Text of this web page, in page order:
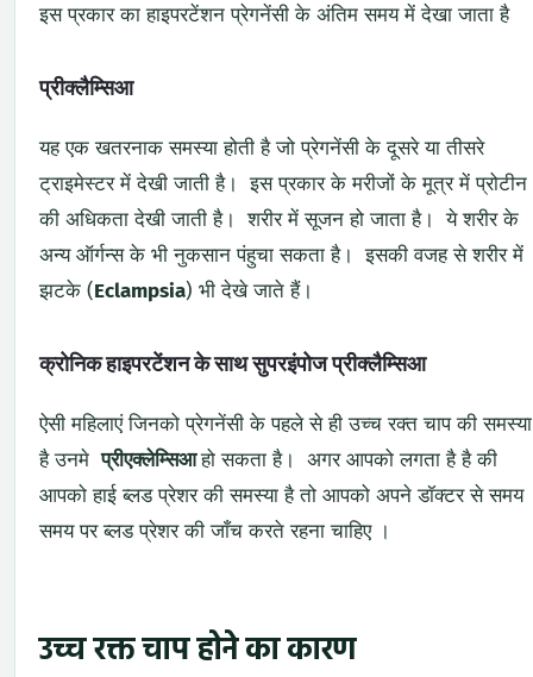
इस प्रकार का हाइपरटेंशन प्रेगनेंसी के अंतिम समय में देखा जाता है
प्रीक्लैम्सिआ
यह एक खतरनाक समस्या होती है जो प्रेगनेंसी के दूसरे या तीसरे
ट्राइमेस्टर में देखी जाती है। इस प्रकार के मरीजों के मूत्र में प्रोटीन
की अधिकता देखी जाती है। शरीर में सूजन हो जाता है। ये शरीर के
अन्य ऑर्गन्स के भी नुकसान पंहुचा सकता है। इसकी वजह से शरीर में
झटके (Eclampsia) भी देखे जाते हैं।
क्रोनिक हाइपरटेंशन के साथ सुपरइंपोज प्रीक्लैम्सिआ
ऐसी महिलाएं जिनको प्रेगनेंसी के पहले से ही उच्च रक्त चाप की समस्या
है उनमेप्रीएक्लेम्सिआहो सकता है। अगर आपको लगता है है की
आपको हाई ब्लड प्रेशर की समस्या है तो आपको अपने डॉक्टर से समय
समय पर ब्लड प्रेशर की जाँच करते रहना चाहिए ।
उच्च रक्त चाप होने का कारण